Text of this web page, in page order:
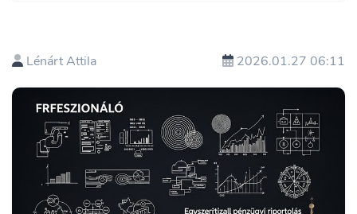
Lénárt Attila 2026.01.27 06:11